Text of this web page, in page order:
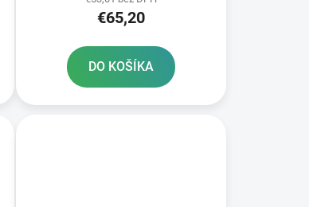
€65,20
DO KOŠÍKA